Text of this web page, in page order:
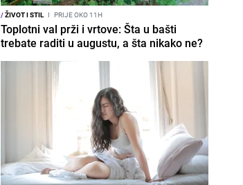
/ŽIVOT I STIL I PRIJE OKO 11H
Toplotni val prži i vrtove: Šta u bašti
trebate raditi u augustu, a šta nikako ne?